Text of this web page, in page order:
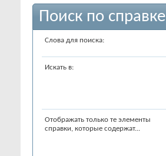
Поиск по справке
Слова для поиска:
Искать в:
Отображать только те элементы
справки, которые содержат...